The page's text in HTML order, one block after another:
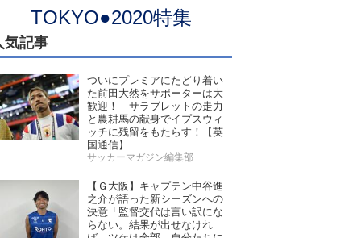
TOKYO●2020特集
気記事
ついにプレミアにたどり着い
た前田大然をサポーターは大
歓迎！ サラブレットの走力
と農耕馬の献身でイプスウィ
ッチに残留をもたらす！【英
国通信】
サッカーマガジン編集部
【Ｇ大阪】キャプテン中谷進
之介が語った新シーズンへの
決意「監督交代は言い訳にな
らない。結果が出せなけれ